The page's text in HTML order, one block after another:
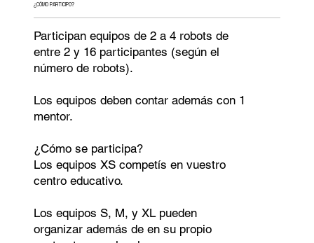
¿CÓMO PARTICIPO?
Participan equipos de 2 a 4 robots de
entre 2 y 16 participantes (según el
número de robots).
Los equipos deben contar además con 1
mentor.
¿Cómo se participa?
Los equipos XS competís en vuestro
centro educativo.
Los equipos S, M, y XL pueden
organizar además de en su propio